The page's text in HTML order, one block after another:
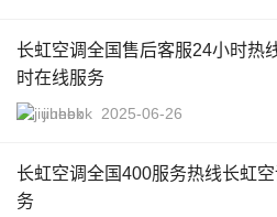
长虹空调全国售后客服24小时热
时在线服务
jiuhebk 2025-06-26
长虹空调全国400服务热线长虹
务